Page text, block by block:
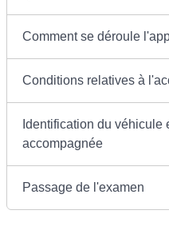
Comment se déroule
Conditions relatives à
Identification du véhicule
accompagnée
Passage de l'examen